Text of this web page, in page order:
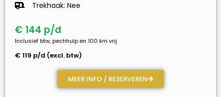
Trekhaak: Nee
€ 144 p/d
Inclusief btw, pechhulp en 100 km vrij
€ 119 p/d (excl. btw)
MEER INFO / RESERVEREN